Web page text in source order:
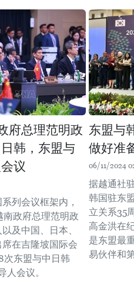
府总理范明政
韩，东盟与
议
列会议框架内，
南政府总理范明政
及中国、日本、
在吉隆坡国际会
次东盟与中日韩
人会议。
东盟与
做好准
06/11/2024
据越通社
韩国驻东
立关系35
高金洪在
是东盟最
易伙伴和